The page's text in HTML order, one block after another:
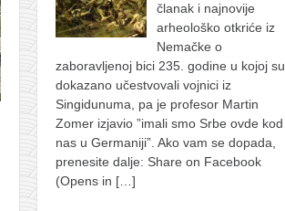
članak i najnovije
arheološko otkriće iz
Nemačke o
zaboravljenoj bici 235. godine u kojoj su
dokazano učestvovali vojnici iz
Singidunuma, pa je profesor Martin
Zomer izjavio ”imali smo Srbe ovde kod
nas u Germaniji”. Ako vam se dopada,
prenesite dalje: Share on Facebook
(Opens in […]